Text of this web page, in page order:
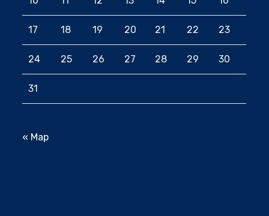
17 18 19 20 21 22 23
24 25 26 27 28 29 30
31
« Мар